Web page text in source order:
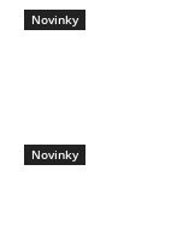
Novinky
Novinky